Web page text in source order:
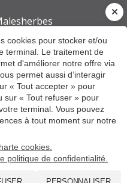
62
et RGPD
site
cookies pour stocker et/ou
terminal. Le traitement de
d'améliorer notre offre via
permet aussi d’interagir
« Tout accepter » pour
sur « Tout refuser » pour
terminal. Vous pouvez
à tout moment sur notre
cookies.
politique de confidentialité.
PERSONNALISER